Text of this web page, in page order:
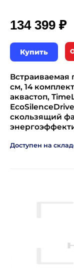
134 399 ₽
Купить
Встраиваемая
см, 14
аквастоп,
скользящий
Доступен на